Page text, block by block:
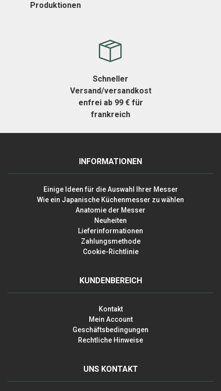
Produktionen
Schneller
Versand/versandkost
enfrei ab 99 € für
frankreich
INFORMATIONEN
Einige Ideen für die Auswahl Ihrer Messer
Wie ein Japanische Küchenmesser zu wählen
Anatomie der Messer
Neuheiten
Lieferinformationen
Zahlungsmethode
Cookie-Richtlinie
KUNDENBEREICH
Kontakt
Mein Account
Geschäftsbedingungen
Rechtliche Hinweise
UNS KONTAKT